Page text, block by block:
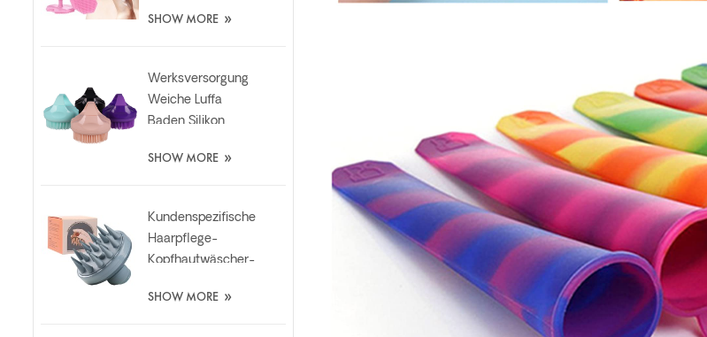
SHOW MORE »
Werksversorgung
Weiche Luffa
Baden Silikon
Wäscherbürste
SHOW MORE »
Kundenspezifische
Haarpflege-
Kopfhautwäscher-
Flüssigkeitsspender
SHOW MORE »